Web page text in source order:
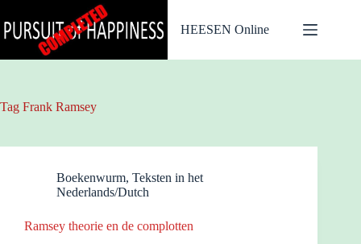
naar
de
HEESEN Online
Tag Frank Ramsey
Boekenwurm, Teksten in het
Nederlands/Dutch
Ramsey theorie en de complotten